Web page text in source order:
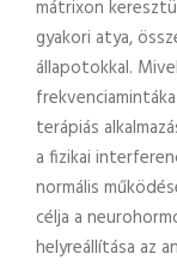
mátrixon
gyakori atya,
állapotokkal.
terápiás
a fizikai
normális
célja a
helyreállítása az